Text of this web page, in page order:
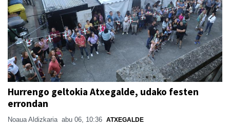
Hurrengo geltokia Atxegalde, udako festen
errondan
Noaua Aldizkaria abu 06, 10:36 ATXEGALDE